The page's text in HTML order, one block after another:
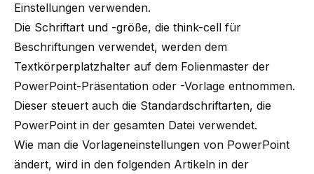
Einstellungen verwenden.
Die Schriftart und -größe, die think-cell für
Beschriftungen verwendet, werden dem
Textkörperplatzhalter auf dem Folienmaster der
PowerPoint-Präsentation oder -Vorlage entnommen.
Dieser steuert auch die Standardschriftarten, die
PowerPoint in der gesamten Datei verwendet.
Wie man die Vorlageneinstellungen von PowerPoint
ändert, wird in den folgenden Artikeln in der